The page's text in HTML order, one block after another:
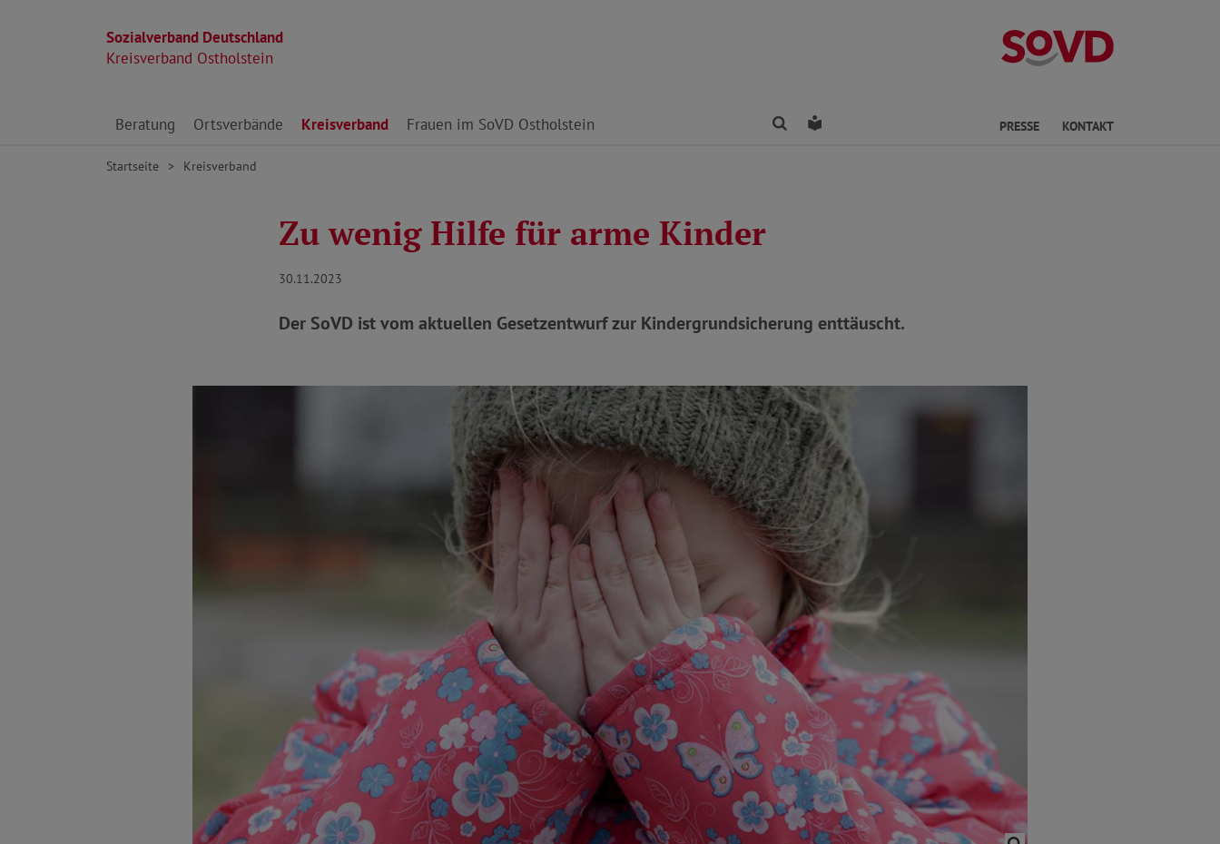
Sozialverband Deutschland
Kreisverband Ostholstein
Kreisverband
Direkt zu den Inhalten springen
Beratung Ortsverbände Kreisverband Frauen im SoVD Ostholstein FindenLeichte Sprache PRESSE KONTAKT
Startseite Kreisverband
Zu wenig Hilfe für arme Kinder
30.11.2023
Der SoVD ist vom aktuellen Gesetzentwurf zur Kindergrundsicherung enttäuscht.